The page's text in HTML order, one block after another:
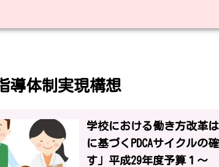
導体制実現構想
学校における働き方改革
に基づくPDCAサイクルの
す」平成29年度予算１～